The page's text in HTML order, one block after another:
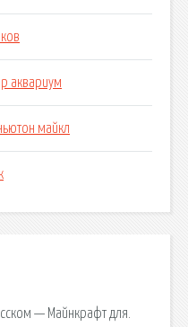
аквариум
майкл
— Майнкрафт для.